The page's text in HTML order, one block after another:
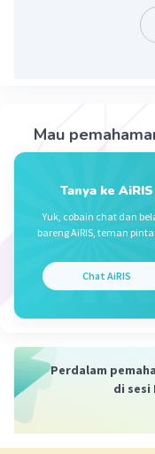
sel yang
Cyanobacteria
dari satu sel
Mau
Tanya ke AiRIS
Yuk, cobain chat dan
bareng AiRIS, teman
Chat AiRIS
Perdalam
di sesi